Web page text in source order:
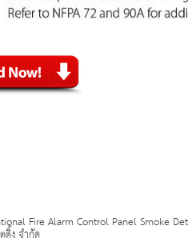
Fire Alarm Control Panel Smoke
ติ้ง จำกัด